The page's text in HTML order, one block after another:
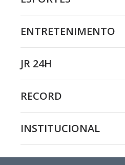
ENTRETENIMENTO
JR 24H
RECORD
INSTITUCIONAL